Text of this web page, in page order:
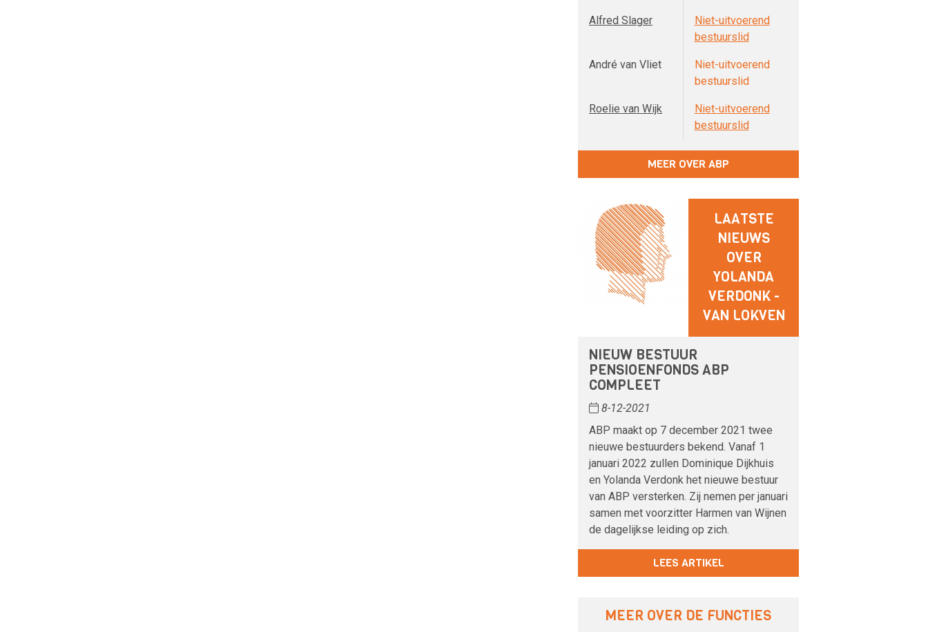
Alfred Slager
Niet-uitvoerend
bestuurslid
André van Vliet
Niet-uitvoerend
bestuurslid
Roelie van Wijk
Niet-uitvoerend
bestuurslid
MEER OVER ABP
LAATSTE
NIEUWS
OVER
YOLANDA
VERDONK -
VAN LOKVEN
NIEUW BESTUUR
PENSIOENFONDS ABP
COMPLEET
8-12-2021
ABP maakt op 7 december 2021 twee
nieuwe bestuurders bekend. Vanaf 1
januari 2022 zullen Dominique Dijkhuis
en Yolanda Verdonk het nieuwe bestuur
van ABP versterken. Zij nemen per januari
samen met voorzitter Harmen van Wijnen
de dagelijkse leiding op zich.
LEES ARTIKEL
MEER OVER DE FUNCTIES